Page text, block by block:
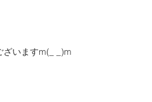
ざいますm(_ _)m